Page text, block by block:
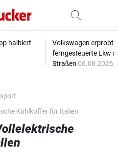
halbiert
Volkswagen erprobt
ferngesteuerte Lkw
Straßen 06.08.2026,
Kühlkoffer für Italien